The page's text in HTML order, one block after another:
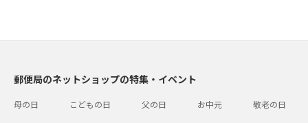
郵便局のネットショップの特集・イベント
母の日 こどもの日 父の日 お中元 敬老の日